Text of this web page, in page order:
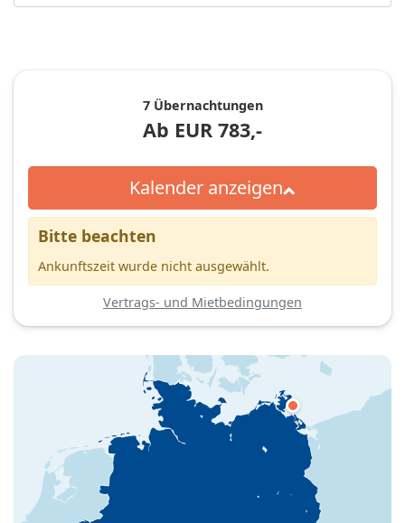
7 Übernachtungen
Ab EUR 783,-
Kalender anzeigen
Bitte beachten
Ankunftszeit wurde nicht ausgewählt.
Vertrags- und Mietbedingungen